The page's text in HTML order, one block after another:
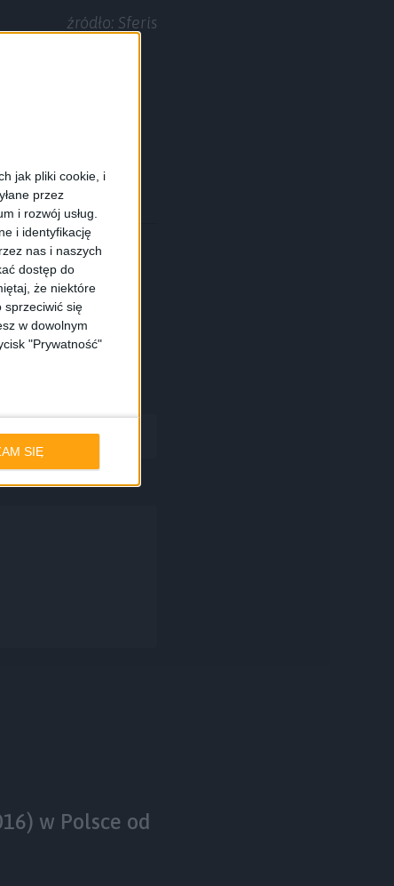
jak pliki cookie, i
przez
i rozwój usług.
i identyfikację
nas i naszych
dostęp do
że niektóre
sprzeciwić się
w dowolnym
"Prywatność"
SIĘ
źródło: Sferis
w Polsce od